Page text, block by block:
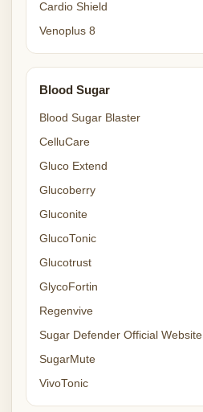
Cardio Shield
Venoplus 8
Blood Sugar
Blood Sugar Blaster
CelluCare
Gluco Extend
Glucoberry
Gluconite
GlucoTonic
Glucotrust
GlycoFortin
Regenvive
Sugar Defender Official Website
SugarMute
VivoTonic